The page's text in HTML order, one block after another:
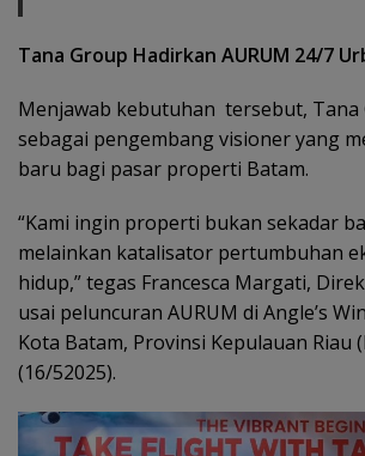
Tana Group Hadirkan AURUM 24/7
Menjawab kebutuhan tersebut, Tana
sebagai pengembang visioner yang
baru bagi pasar properti Batam.
“Kami ingin properti bukan sekadar
melainkan katalisator pertumbuhan
hidup,” tegas Francesca Margati,
usai peluncuran AURUM di Angle’s
Kota Batam, Provinsi Kepulauan Riau
(16/52025).